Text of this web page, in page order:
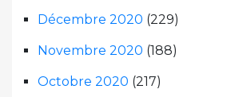
Décembre 2020 (229)
Novembre 2020 (188)
Octobre 2020 (217)